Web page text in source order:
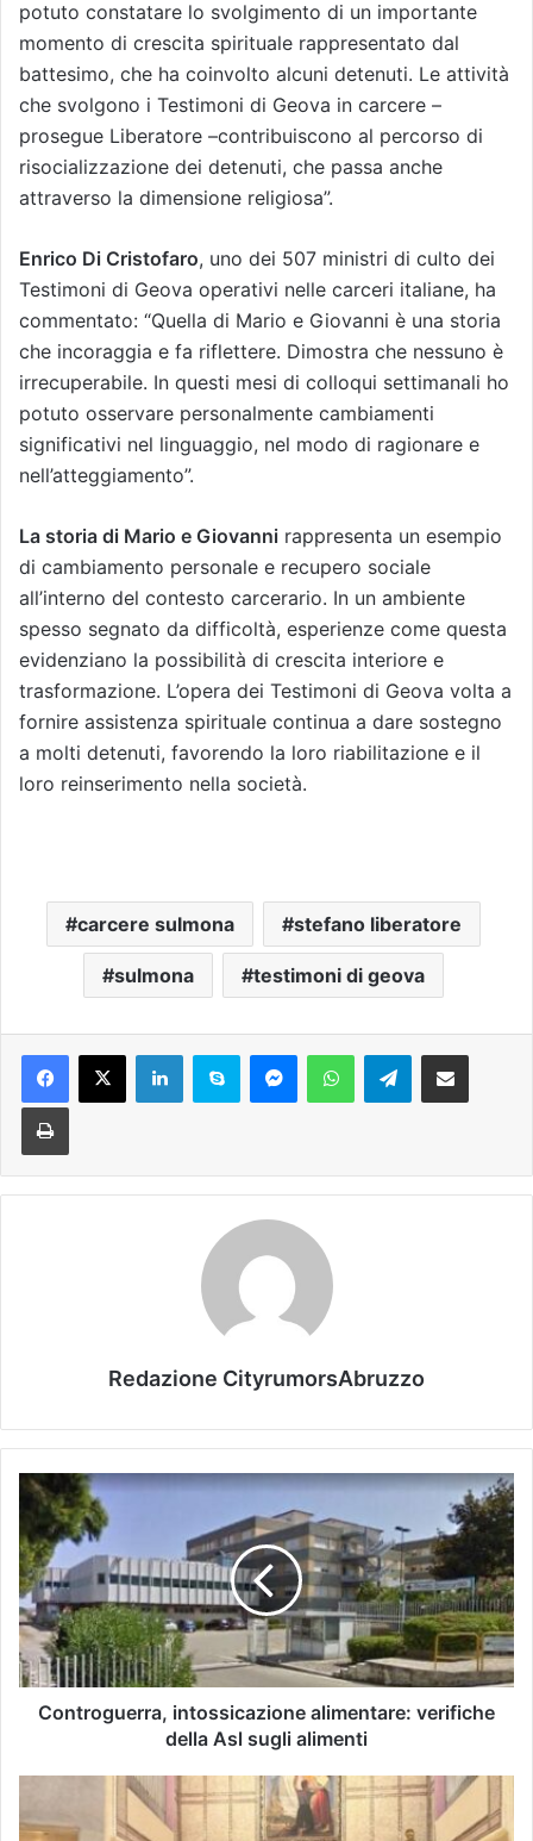
potuto constatare lo svolgimento di un importante
momento di crescita spirituale rappresentato dal
battesimo, che ha coinvolto alcuni detenuti. Le attività
che svolgono i Testimoni di Geova in carcere –
prosegue Liberatore –contribuiscono al percorso di
risocializzazione dei detenuti, che passa anche
attraverso la dimensione religiosa”.
Enrico Di Cristofaro, uno dei 507 ministri di culto dei
Testimoni di Geova operativi nelle carceri italiane, ha
commentato: “Quella di Mario e Giovanni è una storia
che incoraggia e fa riflettere. Dimostra che nessuno è
irrecuperabile. In questi mesi di colloqui settimanali ho
potuto osservare personalmente cambiamenti
significativi nel linguaggio, nel modo di ragionare e
nell’atteggiamento”.
La storia di Mario e Giovanni rappresenta un esempio
di cambiamento personale e recupero sociale
all’interno del contesto carcerario. In un ambiente
spesso segnato da difficoltà, esperienze come questa
evidenziano la possibilità di crescita interiore e
trasformazione. L’opera dei Testimoni di Geova volta a
fornire assistenza spirituale continua a dare sostegno
a molti detenuti, favorendo la loro riabilitazione e il
loro reinserimento nella società.
carcere sulmona stefano liberatore
sulmona testimoni di geova
Telegram
Redazione CityrumorsAbruzzo
Controguerra, intossicazione alimentare: verifiche
della Asl sugli alimenti